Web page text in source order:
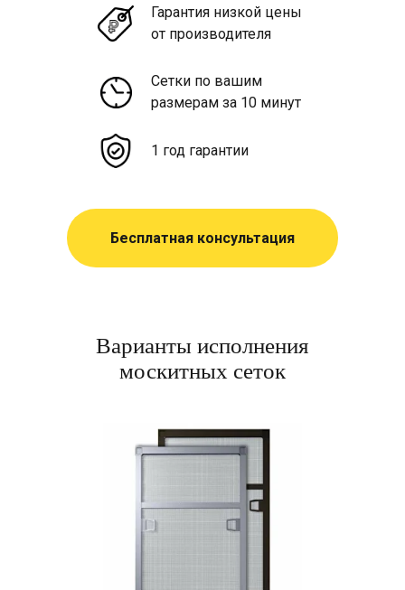
Гарантия низкой цены
от производителя
Сетки по вашим
размерам за 10 минут
1 год гарантии
Бесплатная консультация
Варианты исполнения
москитных сеток